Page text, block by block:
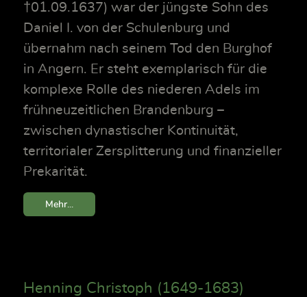
†01.09.1637) war der jüngste Sohn des
Daniel I. von der Schulenburg und
übernahm nach seinem Tod den Burghof
in Angern. Er steht exemplarisch für die
komplexe Rolle des niederen Adels im
frühneuzeitlichen Brandenburg –
zwischen dynastischer Kontinuität,
territorialer Zersplitterung und finanzieller
Prekarität.
Mehr...
Henning Christoph (1649-1683)